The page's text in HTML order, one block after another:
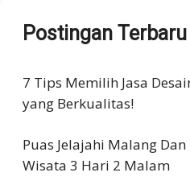
Postingan Terbaru
7 Tips Memilih Jasa
yang Berkualitas!
Puas Jelajahi Malang
Wisata 3 Hari 2 Malam